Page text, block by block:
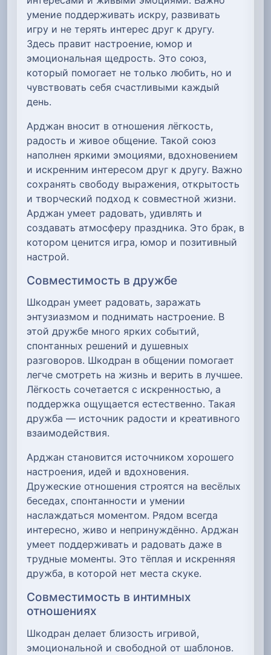
умение поддерживать искру, развивать
игру и не терять интерес друг к другу.
Здесь правит настроение, юмор и
эмоциональная щедрость. Это союз,
который помогает не только любить, но и
чувствовать себя счастливыми каждый
день.
Арджан вносит в отношения лёгкость,
радость и живое общение. Такой союз
наполнен яркими эмоциями, вдохновением
и искренним интересом друг к другу. Важно
сохранять свободу выражения, открытость
и творческий подход к совместной жизни.
Арджан умеет радовать, удивлять и
создавать атмосферу праздника. Это брак, в
котором ценится игра, юмор и позитивный
настрой.
Совместимость в дружбе
Шкодран умеет радовать, заражать
энтузиазмом и поднимать настроение. В
этой дружбе много ярких событий,
спонтанных решений и душевных
разговоров. Шкодран в общении помогает
легче смотреть на жизнь и верить в лучшее.
Лёгкость сочетается с искренностью, а
поддержка ощущается естественно. Такая
дружба — источник радости и креативного
взаимодействия.
Арджан становится источником хорошего
настроения, идей и вдохновения.
Дружеские отношения строятся на весёлых
беседах, спонтанности и умении
наслаждаться моментом. Рядом всегда
интересно, живо и непринуждённо. Арджан
умеет поддерживать и радовать даже в
трудные моменты. Это тёплая и искренняя
дружба, в которой нет места скуке.
Совместимость в интимных
отношениях
Шкодран делает близость игривой,
эмоциональной и свободной от шаблонов.